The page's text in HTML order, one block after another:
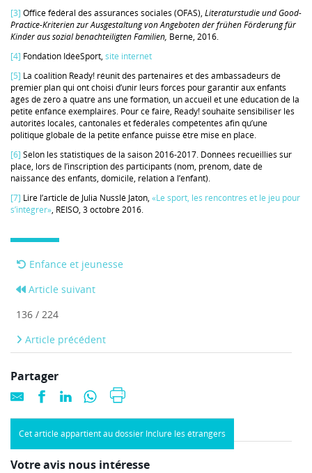
[3] Office fédéral des assurances sociales (OFAS), Literaturstudie und Good-
Practice-Kriterien zur Ausgestaltung von Angeboten der frühen Förderung für
Kinder aus sozial benachteiligten Familien, Berne, 2016.
[4] Fondation IdéeSport, site internet
[5] La coalition Ready! réunit des partenaires et des ambassadeurs de
premier plan qui ont choisi d’unir leurs forces pour garantir aux enfants
âgés de zéro à quatre ans une formation, un accueil et une éducation de la
petite enfance exemplaires. Pour ce faire, Ready! souhaite sensibiliser les
autorités locales, cantonales et fédérales compétentes afin qu’une
politique globale de la petite enfance puisse être mise en place.
[6] Selon les statistiques de la saison 2016-2017. Données recueillies sur
place, lors de l’inscription des participants (nom, prénom, date de
naissance des enfants, domicile, relation à l’enfant).
[7] Lire l’article de Julia Nusslé Jaton, «Le sport, les rencontres et le jeu pour
s’intégrer», REISO, 3 octobre 2016.
Enfance et jeunesse
Article suivant
136 / 224
Article précédent
Partager
Cet article appartient au dossier Inclure les étrangers
Votre avis nous intéresse